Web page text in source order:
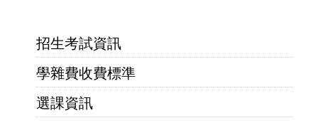
招生考試資訊
學雜費收費標準
選課資訊